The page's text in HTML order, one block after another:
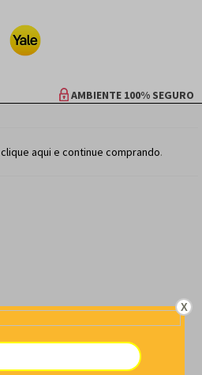
AMBIENTE 100% SEGURO
clique aqui e continue comprando.
X